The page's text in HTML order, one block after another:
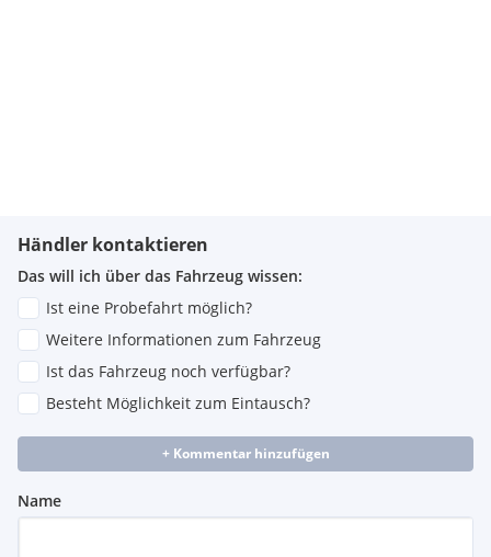
Händler kontaktieren
Das will ich über das Fahrzeug wissen:
Ist eine Probefahrt möglich?
Weitere Informationen zum Fahrzeug
Ist das Fahrzeug noch verfügbar?
Besteht Möglichkeit zum Eintausch?
+ Kommentar hinzufügen
Name